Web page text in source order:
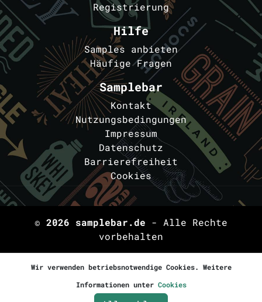
Registrierung
Hilfe
Samples anbieten
Häufige Fragen
Samplebar
Kontakt
Nutzungsbedingungen
Impressum
Datenschutz
Barrierefreiheit
Cookies
© 2026 samplebar.de - Alle Rechte
vorbehalten
Wir verwenden betriebsnotwendige Cookies. Weitere
Informationen unter Cookies